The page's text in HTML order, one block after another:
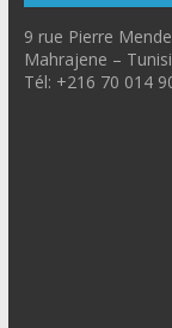
9 rue Pierre
Mahrajene –
Tél: +216 70 014